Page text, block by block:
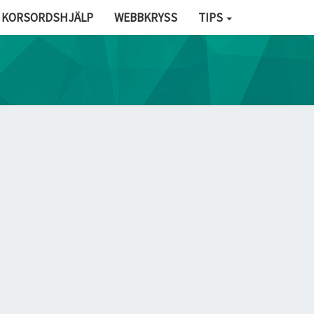
KORSORDSHJÄLP WEBBKRYSS TIPS